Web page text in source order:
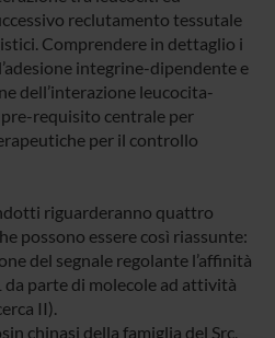
reclutamento tessutale
Comprendere in dettaglio i
integrine-dipendente e
dell’interazione leucocita-
requisito centrale per
per il controllo
riguarderanno quattro
possono essere così riassunte:
del segnale regolante l’affinità
da parte di molecole ad attività
II).
chinasi della famiglia del Src,